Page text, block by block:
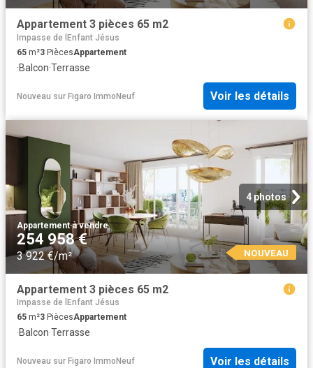
Appartement 3 pièces 65 m2
Impasse de lEnfant Jésus
65 m²3 PiècesAppartement
·Balcon·Terrasse
Nouveau sur Figaro ImmoNeuf Voir les détails
4 photos
Appartement·à vendre
254 958 €
3 922 €/m² NOUVEAU
Appartement 3 pièces 65 m2
Impasse de lEnfant Jésus
65 m²3 PiècesAppartement
·Balcon·Terrasse
Nouveau sur Figaro ImmoNeuf Voir les détails